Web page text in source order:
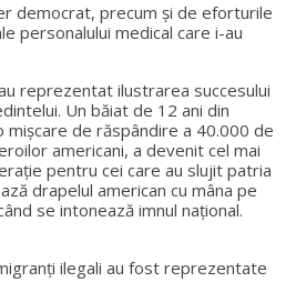
democrat, precum şi de eforturile
personalului medical care i-au
reprezentat ilustrarea succesului
Un băiat de 12 ani din
mișcare de răspândire a 40.000 de
americani, a devenit cel mai
pentru cei care au slujit patria
drapelul american cu mâna pe
se intonează imnul național.
ilegali au fost reprezentate